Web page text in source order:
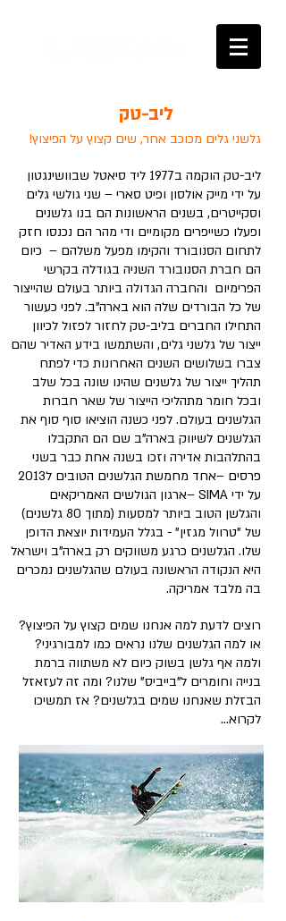
ליב-טק
גלשני גלים מכוכב אחר, שים קצוץ על הפיצוץ!
ליב-טק הוקמה ב1977 ליד סיאטל שבוושינגטון
על ידי מייק אולסון ופיט סארי – שני גולשי גלים
וסקייטרים, בשנים הראשונות הם בנו גלשנים
ופעלו כשייפרים מקומיים ודי מהר הם נכנסו חזק
לתחום הסנובורד והקימו מפעל משלהם – כיום
הם חברת הסנובורד השניה בגודלה בקרשי
הפרימיום והחברה הגדולה ביותר בעולם שהייצור
של כל הבורדים שלה הוא בארה"ב. לפני כעשור
התחילו החברים בליב-טק לחזור לפזול לכיוון
ייצור של גלשני גלים, והשתמשו בידע האדיר שהם
צברו בשלושים השנים האחרונות כדי לפתח
תהליך ייצור של גלשנים שהינו שונה בכל שלב
ובכל חומר מתהליכי הייצור של שאר חברות
הגלשנים בעולם. לפני כשנה הוציאו סוף סוף את
הגלשנים לשיווק בארה"ב שם הם התקבלו
בהתלהבות אדירה וזכו בשנה אחת כבר בשני
פרסים –אחד מחמשת הגלשנים הטובים ל2013
על ידי SIMA –ארגון הגולשים האמריקאים
והגלשן הטוב ביותר למסעות (מתוך 80 גלשנים)
של "טרוול מגזין" - בגלל העמידות יוצאת הדופן
שלו. הגלשנים כרגע משווקים רק בארה"ב וישראל
היא הנקודה הראשונה בעולם שהגלשנים נמכרים
בה מלבד אמריקה.
רוצים לדעת למה אנחנו שמים קצוץ על הפיצוץ?
או למה הגלשנים שלנו נראים כמו למבורגיני?
ולמה אף גלשן בשוק כיום לא משתווה ברמת
בנייה וחומרים ל"בייביס" שלנו? ומה זה לעזאזל
הבזלת שאנחנו שמים בגלשנים? אז תמשיכו
לקרוא...